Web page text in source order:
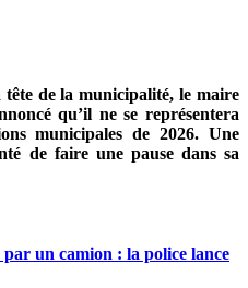
de la municipalité, le maire
qu’il ne se représentera
municipales de 2026. Une
de faire une pause dans sa
par un camion : la police lance